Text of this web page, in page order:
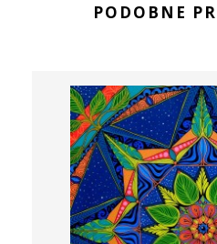
PODOBNE